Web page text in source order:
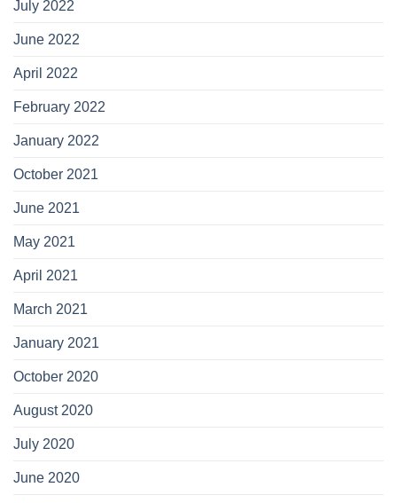
July 2022
June 2022
April 2022
February 2022
January 2022
October 2021
June 2021
May 2021
April 2021
March 2021
January 2021
October 2020
August 2020
July 2020
June 2020